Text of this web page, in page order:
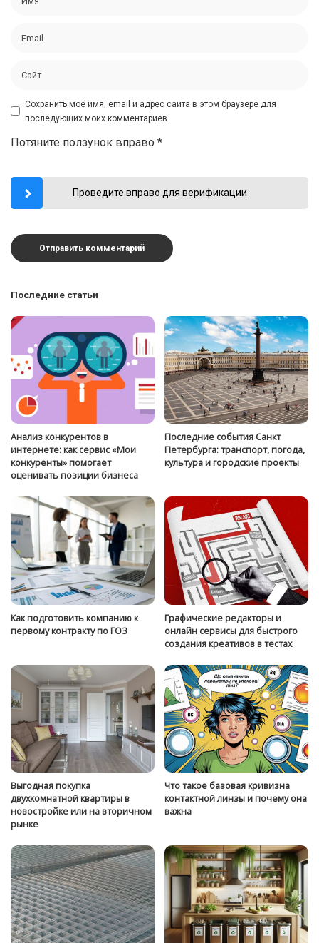
Сохранить моё имя, email и адрес сайта в этом браузере для
последующих моих комментариев.
Потяните ползунок вправо *
Проведите вправо для верификации
Последние статьи
Анализ конкурентов в
интернете: как сервис «Мои
конкуренты» помогает
оценивать позиции бизнеса
Последние события Санкт
Петербурга: транспорт, погода,
культура и городские проекты
Как подготовить компанию к
первому контракту по ГОЗ
Графические редакторы и
онлайн сервисы для быстрого
создания креативов в тестах
Выгодная покупка
двухкомнатной квартиры в
новостройке или на вторичном
рынке
Что такое базовая кривизна
контактной линзы и почему она
важна